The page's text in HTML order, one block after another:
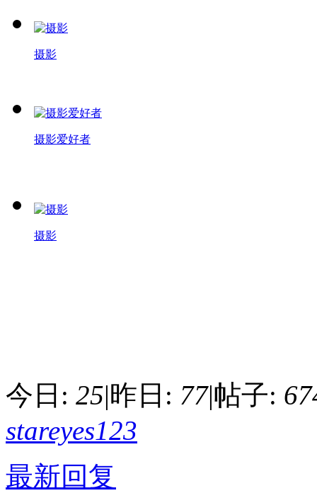
摄影
摄影爱好者
摄影
今日: 25|昨日: 77|帖子:
stareyes123
最新回复